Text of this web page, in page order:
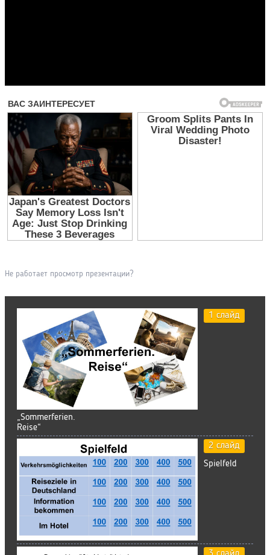
Не работает просмотр презентации?
1 слайд
„Sommerferien.
Reise“
2 слайд
Spielfeld